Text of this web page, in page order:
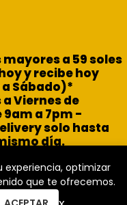
a 59 soles
y recibe hoy
Sábado)*
Viernes de
9am a 7pm -
solo hasta
día.
experiencia, optimizar
que te ofrecemos.